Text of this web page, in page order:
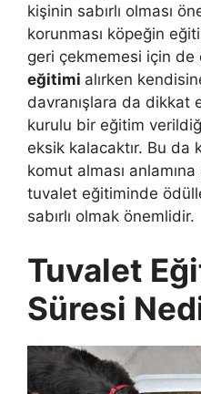
kişinin sabırlı olması
korunması köpeğin
geri çekmemesi için de
eğitimi alırken
davranışlara da dikkat
kurulu bir eğitim
eksik kalacaktır. Bu da
komut alması
tuvalet eğitiminde
sabırlı olmak önemlidir.
Tuvalet
Süresi